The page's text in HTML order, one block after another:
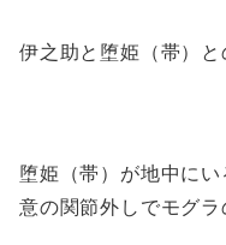
伊之助と堕姫（帯）と
堕姫（帯）が地中に
意の関節外しでモグラ